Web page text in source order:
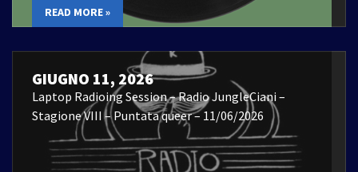
READ MORE »
GIUGNO 11, 2026
Laptop Radioing Session – Radio JungleCiani –
Stagione VIII – Puntata queer – 11/06/2026